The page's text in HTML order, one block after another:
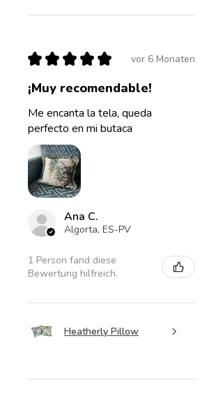
★ ★ ★ ★ ★ vor 6 Monaten
¡Muy recomendable!
Me encanta la tela, queda
perfecto en mi butaca
Ana C.
Algorta, ES-PV
1 Person fand diese
Bewertung hilfreich.
Heatherly Pillow